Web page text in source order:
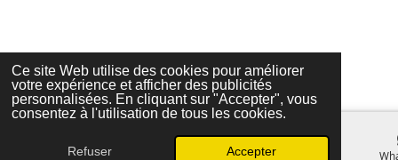
Ce site Web utilise des cookies pour améliorer
votre expérience et afficher des publicités
personnalisées. En cliquant sur "Accepter", vous
consentez à l'utilisation de tous les cookies.
Refuser Accepter
Carte